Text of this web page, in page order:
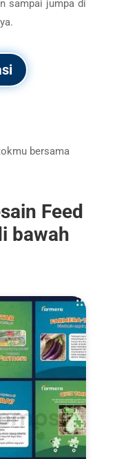
sampai jumpa di
bersama
Feed
bawah